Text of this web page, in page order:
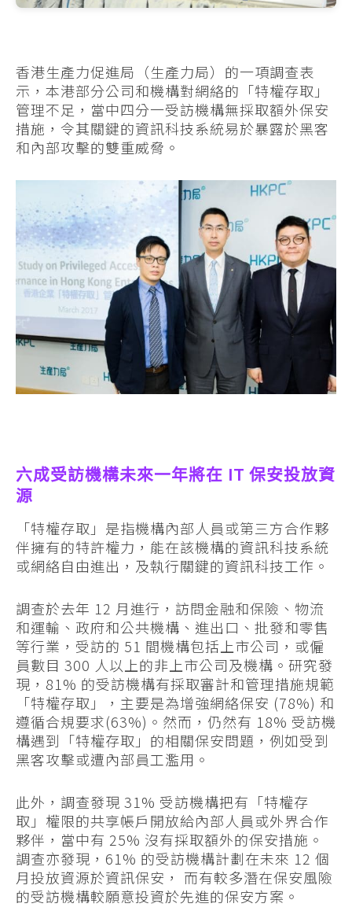
香港生產力促進局（生產力局）的一項調查表
示，本港部分公司和機構對網絡的「特權存取」
管理不足，當中四分一受訪機構無採取額外保安
措施，令其關鍵的資訊科技系統易於暴露於黑客
和內部攻擊的雙重威脅。
六成受訪機構未來一年將在 IT 保安投放資
源
「特權存取」是指機構內部人員或第三方合作夥
伴擁有的特許權力，能在該機構的資訊科技系統
或網絡自由進出，及執行關鍵的資訊科技工作。
調查於去年 12 月進行，訪問金融和保險、物流
和運輸、政府和公共機構、進出口、批發和零售
等行業，受訪的 51 間機構包括上市公司，或僱
員數目 300 人以上的非上市公司及機構。研究發
現，81% 的受訪機構有採取審計和管理措施規範
「特權存取」，主要是為增強網絡保安 (78%) 和
遵循合規要求(63%)。然而，仍然有 18% 受訪機
構遇到「特權存取」的相關保安問題，例如受到
黑客攻擊或遭內部員工濫用。
此外，調查發現 31% 受訪機構把有「特權存
取」權限的共享帳戶開放給內部人員或外界合作
夥伴，當中有 25% 沒有採取額外的保安措施。
調查亦發現，61% 的受訪機構計劃在未來 12 個
月投放資源於資訊保安， 而有較多潛在保安風險
的受訪機構較願意投資於先進的保安方案。